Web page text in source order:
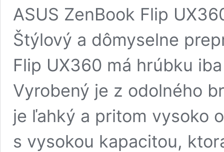
ASUS ZenBook Flip
Štýlový a dômyselne
Flip UX360 má hrúbku
Vyrobený je z odolného
je ľahký a pritom vysoko
s vysokou kapacitou,